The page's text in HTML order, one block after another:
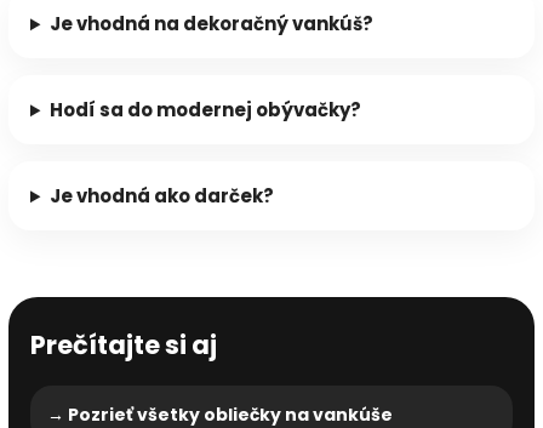
Je vhodná na dekoračný vankúš?
Hodí sa do modernej obývačky?
Je vhodná ako darček?
Prečítajte si aj
→ Pozrieť všetky obliečky na vankúše